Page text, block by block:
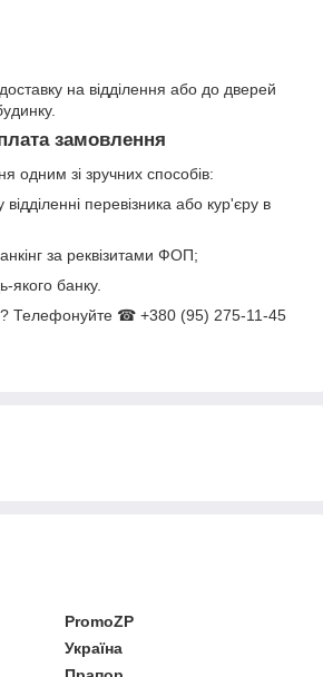
на відділення або до дверей
замовлення
одним зі зручних способів:
перевізника або кур'єру в
за реквізитами ФОП;
якого банку.
Телефонуйте ☎ +380 (95) 275-11-45
PromoZP
Україна